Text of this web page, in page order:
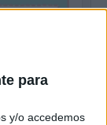
para
y/o accedemos